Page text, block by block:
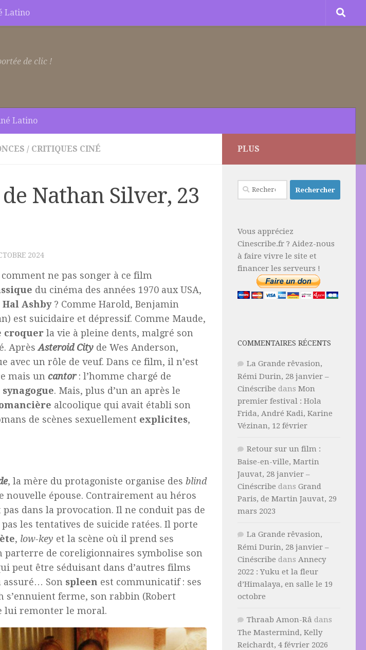
Latino
de clic !
Latino
/ CRITIQUES CINÉ
Nathan Silver, 23
2024
comment ne pas songer à ce film
du cinéma des années 1970 aux USA,
Hal Ashby ? Comme Harold, Benjamin
est suicidaire et dépressif. Comme Maude,
croquer la vie à pleine dents, malgré son
AprèsAsteroid City de Wes Anderson,
avec un rôle de veuf. Dans ce film, il n’est
mais un cantor : l’homme chargé de
synagogue. Mais, plus d’un an après le
alcoolique qui avait établi son
de scènes sexuellement explicites,
, la mère du protagoniste organise des blind
nouvelle épouse. Contrairement au héros
pas dans la provocation. Il ne conduit pas de
les tentatives de suicide ratées. Il porte
, low-key et la scène où il prend ses
parterre de coreligionnaires symbolise son
peut être séduisant dans d’autres films
assuré… Son spleen est communicatif : ses
s’ennuient ferme, son rabbin (Robert
lui remonter le moral.
PLUS
Rechercher :
Vous appréciez
Cinescribe.fr ? Aidez-nous
à faire vivre le site et
financer les serveurs !
COMMENTAIRES RÉCENTS
La Grande rêvasion,
Rémi Durin, 28 janvier –
Cinéscribe dans Mon
premier festival : Hola
Frida, André Kadi, Karine
Vézinan, 12 février
Retour sur un film :
Baise-en-ville, Martin
Jauvat, 28 janvier –
Cinéscribe dans Grand
Paris, de Martin Jauvat, 29
mars 2023
La Grande rêvasion,
Rémi Durin, 28 janvier –
Cinéscribe dans Annecy
2022 : Yuku et la fleur
d’Himalaya, en salle le 19
octobre
Thraab Amon-Râ dans
The Mastermind, Kelly
Reichardt, 4 février 2026